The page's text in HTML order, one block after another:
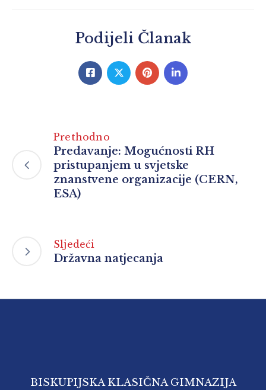
Podijeli Članak
Prethodno
Predavanje: Mogućnosti RH
pristupanjem u svjetske
znanstvene organizacije (CERN,
ESA)
Sljedeći
Državna natjecanja
BISKUPIJSKA KLASIČNA GIMNAZIJA